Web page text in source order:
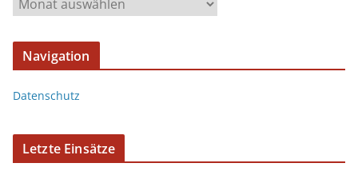
Navigation
Datenschutz
Letzte Einsätze